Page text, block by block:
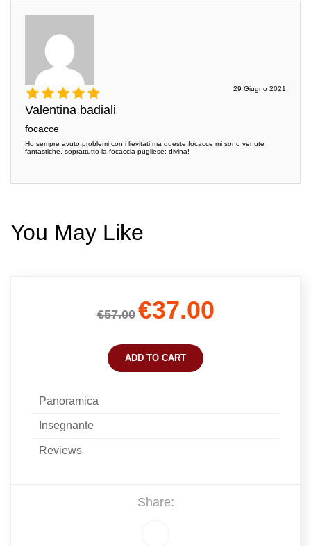
Valentina badiali
29 Giugno 2021
focacce
Ho sempre avuto problemi con i lievitati ma queste focacce mi sono venute
fantastiche, soprattutto la focaccia pugliese: divina!
You May Like
€57.00 €37.00
ADD TO CART
Panoramica
Insegnante
Reviews
Share: